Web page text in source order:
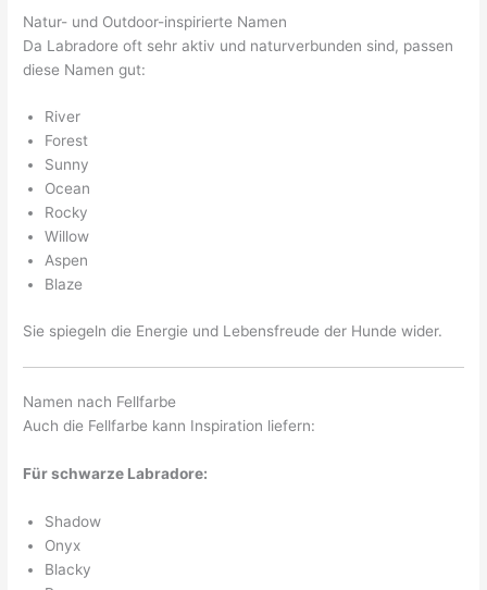
Natur- und Outdoor-inspirierte Namen
Da Labradore oft sehr aktiv und naturverbunden sind, passen
diese Namen gut:
River
Forest
Sunny
Ocean
Rocky
Willow
Aspen
Blaze
Sie spiegeln die Energie und Lebensfreude der Hunde wider.
Namen nach Fellfarbe
Auch die Fellfarbe kann Inspiration liefern:
Für schwarze Labradore:
Shadow
Onyx
Blacky